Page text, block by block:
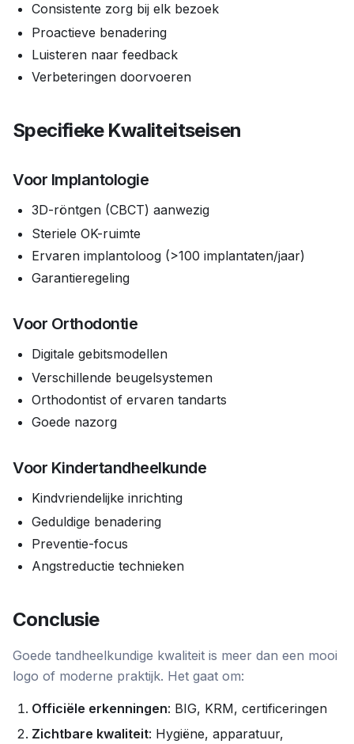
Consistente zorg bij elk bezoek
Proactieve benadering
Luisteren naar feedback
Verbeteringen doorvoeren
Specifieke Kwaliteitseisen
Voor Implantologie
3D-röntgen (CBCT) aanwezig
Steriele OK-ruimte
Ervaren implantoloog (>100 implantaten/jaar)
Garantieregeling
Voor Orthodontie
Digitale gebitsmodellen
Verschillende beugelsystemen
Orthodontist of ervaren tandarts
Goede nazorg
Voor Kindertandheelkunde
Kindvriendelijke inrichting
Geduldige benadering
Preventie-focus
Angstreductie technieken
Conclusie
Goede tandheelkundige kwaliteit is meer dan een mooi
logo of moderne praktijk. Het gaat om:
Officiële erkenningen: BIG, KRM, certificeringen
Zichtbare kwaliteit: Hygiëne, apparatuur,